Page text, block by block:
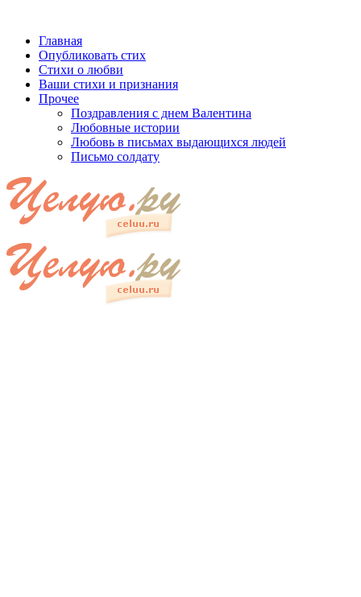
Главная
Опубликовать стих
Стихи о любви
Ваши стихи и признания
Прочее
Поздравления с днем Валентина
Любовные истории
Любовь в письмах выдающихся людей
Письмо солдату